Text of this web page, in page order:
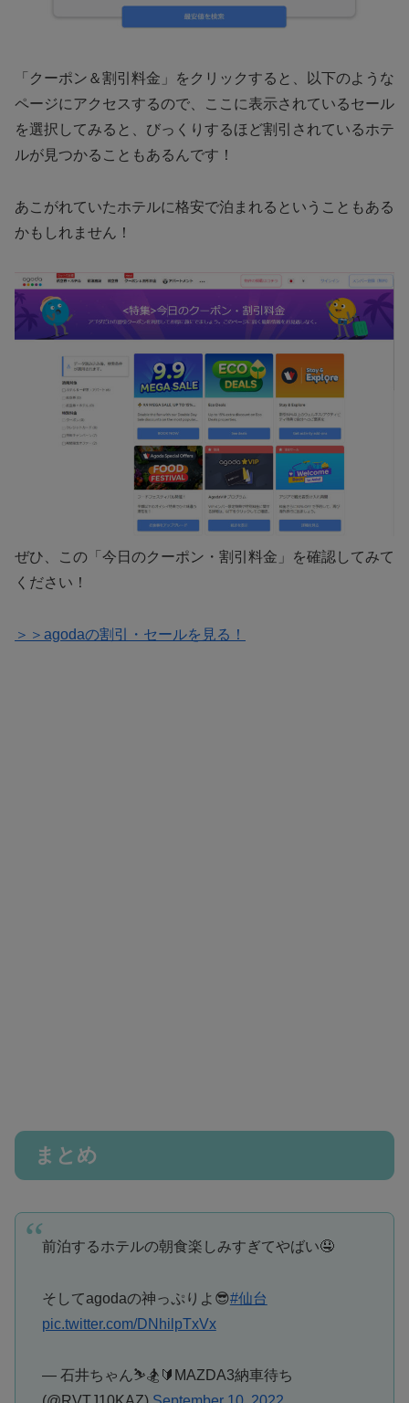
「クーポン＆割引料金」をクリックすると、以下のような
ページにアクセスするので、ここに表示されているセール
を選択してみると、びっくりするほど割引されているホテ
ルが見つかることもあるんです！
あこがれていたホテルに格安で泊まれるということもある
かもしれません！
ぜひ、この「今日のクーポン・割引料金」を確認してみて
ください！
＞＞agodaの割引・セールを見る！
まとめ
前泊するホテルの朝食楽しみすぎてやばい🤤
そしてagodaの神っぷりよ😎#仙台
pic.twitter.com/DNhilpTxVx
— 石井ちゃん⛷️🏂🔰MAZDA3納車待ち